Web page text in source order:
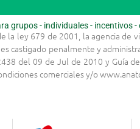
grupos - individuales - incentivos
ley 679 de 2001, la agencia de
castigado penalmente y
del 09 de Jul de 2010 y Guía
comerciales y/o